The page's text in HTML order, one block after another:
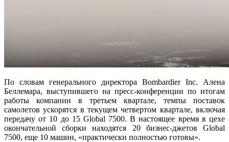
По словам генерального директора Bombardier Inc. Алена
Беллемара, выступившего на пресс-конференции по итогам
работы компании в третьем квартале, темпы поставок
самолетов ускорятся в текущем четвертом квартале, включая
передачу от 10 до 15 Global 7500. В настоящее время в цехе
окончательной сборки находятся 20 бизнес-джетов Global
7500, еще 10 машин, «практически полностью готовы».